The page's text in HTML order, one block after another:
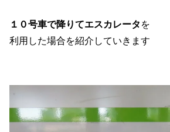
１０号車で降りてエスカレータ を
利用した場合を紹介していきます